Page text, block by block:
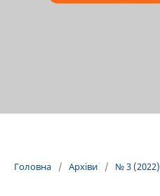
Головна / Архіви / № 3 (2022)